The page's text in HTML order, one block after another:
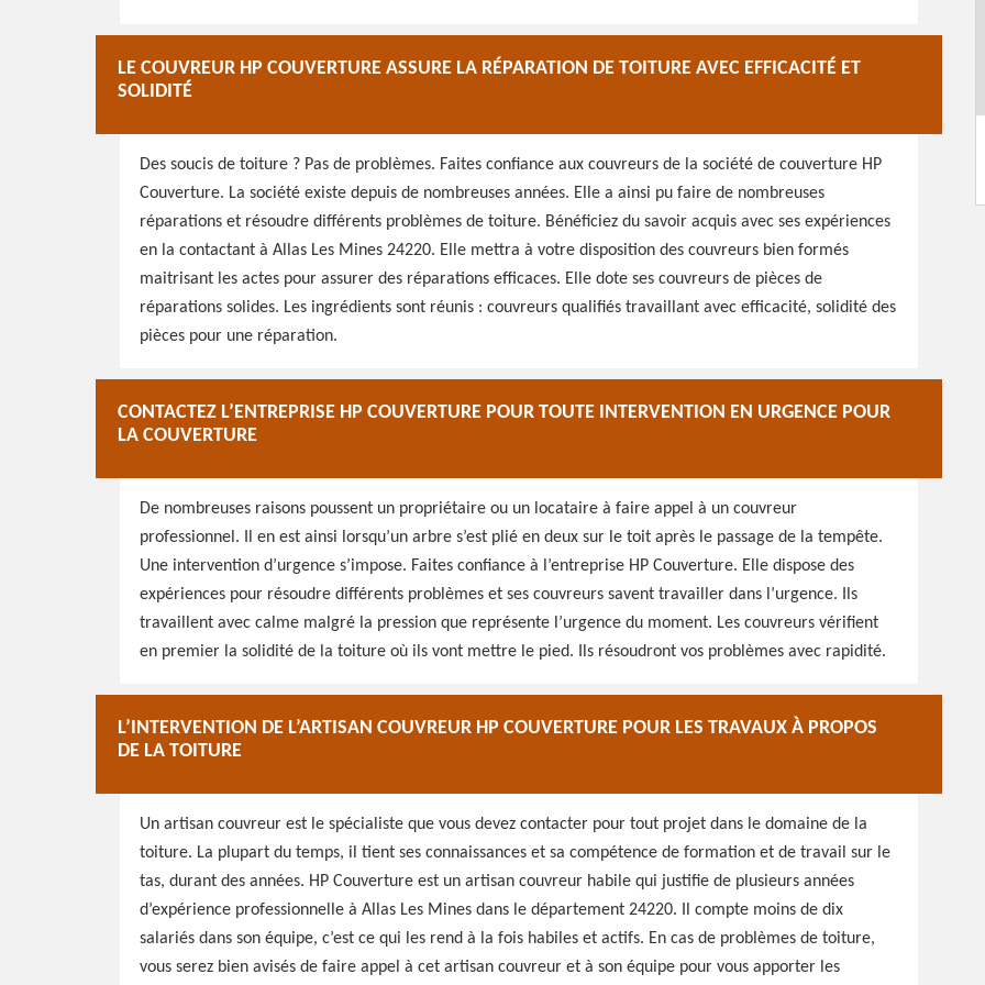
LE COUVREUR HP COUVERTURE ASSURE LA RÉPARATION DE TOITURE AVEC EFFICACITÉ ET
SOLIDITÉ
Des soucis de toiture ? Pas de problèmes. Faites confiance aux couvreurs de la société de couverture HP
Couverture. La société existe depuis de nombreuses années. Elle a ainsi pu faire de nombreuses
réparations et résoudre différents problèmes de toiture. Bénéficiez du savoir acquis avec ses expériences
en la contactant à Allas Les Mines 24220. Elle mettra à votre disposition des couvreurs bien formés
maitrisant les actes pour assurer des réparations efficaces. Elle dote ses couvreurs de pièces de
réparations solides. Les ingrédients sont réunis : couvreurs qualifiés travaillant avec efficacité, solidité des
pièces pour une réparation.
CONTACTEZ L’ENTREPRISE HP COUVERTURE POUR TOUTE INTERVENTION EN URGENCE POUR
LA COUVERTURE
De nombreuses raisons poussent un propriétaire ou un locataire à faire appel à un couvreur
professionnel. Il en est ainsi lorsqu’un arbre s’est plié en deux sur le toit après le passage de la tempête.
Une intervention d’urgence s’impose. Faites confiance à l’entreprise HP Couverture. Elle dispose des
expériences pour résoudre différents problèmes et ses couvreurs savent travailler dans l’urgence. Ils
travaillent avec calme malgré la pression que représente l’urgence du moment. Les couvreurs vérifient
en premier la solidité de la toiture où ils vont mettre le pied. Ils résoudront vos problèmes avec rapidité.
L’INTERVENTION DE L’ARTISAN COUVREUR HP COUVERTURE POUR LES TRAVAUX À PROPOS
DE LA TOITURE
Un artisan couvreur est le spécialiste que vous devez contacter pour tout projet dans le domaine de la
toiture. La plupart du temps, il tient ses connaissances et sa compétence de formation et de travail sur le
tas, durant des années. HP Couverture est un artisan couvreur habile qui justifie de plusieurs années
d’expérience professionnelle à Allas Les Mines dans le département 24220. Il compte moins de dix
salariés dans son équipe, c’est ce qui les rend à la fois habiles et actifs. En cas de problèmes de toiture,
vous serez bien avisés de faire appel à cet artisan couvreur et à son équipe pour vous apporter les